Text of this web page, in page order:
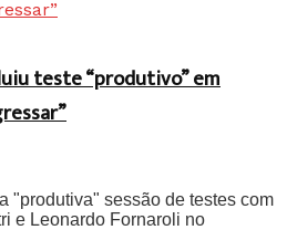
teste “produtivo” em
"produtiva" sessão de testes com
e Leonardo Fornaroli no